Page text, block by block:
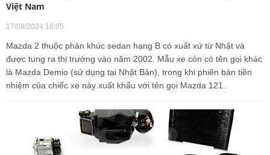
Việt Nam
17/08/2024 18:05
Mazda 2 thuộc phân khúc sedan hạng B có xuất xứ từ Nhật và
được tung ra thị trường vào năm 2002. Mẫu xe còn có tên gọi khác
là Mazda Demio (sử dụng tại Nhật Bản), trong khi phiên bản tiền
nhiệm của chiếc xe này xuất khẩu với tên gọi Mazda 121.